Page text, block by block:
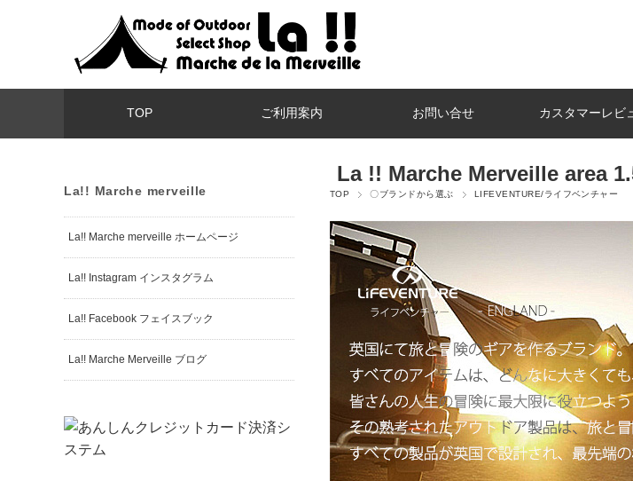
TOP ご利用案内 お問い合せ カスタマーレビ
La !! Marche Merveille area
TOP 〇ブランドから選ぶ LIFEVENTURE/ライフベンチャー
La!! Marche merveille
La!! Marche merveille ホームページ
La!! Instagram インスタグラム
La!! Facebook フェイスブック
La!! Marche Merveille ブログ